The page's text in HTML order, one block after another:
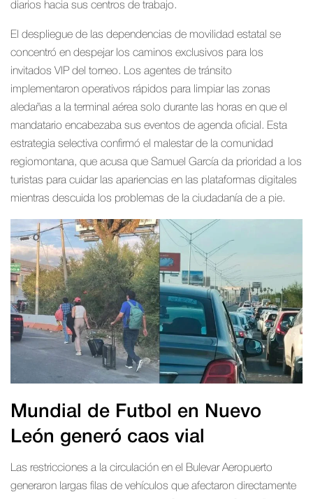
diarios hacia sus centros de trabajo.
El despliegue de las dependencias de movilidad estatal se
concentró en despejar los caminos exclusivos para los
invitados VIP del torneo. Los agentes de tránsito
implementaron operativos rápidos para limpiar las zonas
aledañas a la terminal aérea solo durante las horas en que el
mandatario encabezaba sus eventos de agenda oficial. Esta
estrategia selectiva confirmó el malestar de la comunidad
regiomontana, que acusa que Samuel García da prioridad a los
turistas para cuidar las apariencias en las plataformas digitales
mientras descuida los problemas de la ciudadanía de a pie.
Mundial de Futbol en Nuevo
León generó caos vial
Las restricciones a la circulación en el Bulevar Aeropuerto
generaron largas filas de vehículos que afectaron directamente